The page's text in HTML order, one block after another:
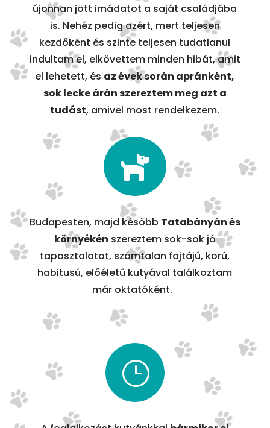
újonnan jött imádatot a saját családjába
is. Nehéz pedig azért, mert teljesen
kezdőként és szinte teljesen tudatlanul
indultam el, elkövettem minden hibát, amit
el lehetett, és az évek során apránként,
sok lecke árán szereztem meg azt a
tudást, amivel most rendelkezem.

Budapesten, majd később Tatabányán és
környékén szereztem sok-sok jó
tapasztalatot, számtalan fajtájú, korú,
habitusú, előéletű kutyával találkoztam
már oktatóként.
}